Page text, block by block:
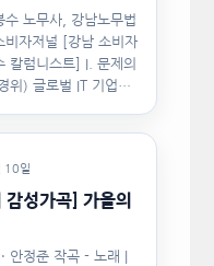
노무사, 강남노무법
자저널 [강남 소비자
칼럼니스트] I. 문제의
위) 글로벌 IT 기업의
10일
감성가곡] 가을의
안정준 작곡 - 노래 |